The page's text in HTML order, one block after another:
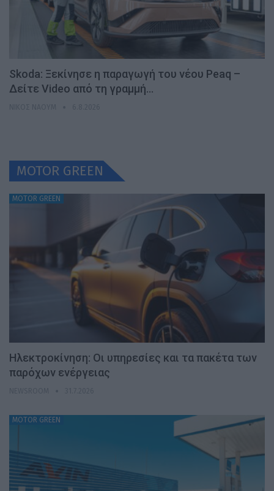
Skoda: Ξεκίνησε η παραγωγή του νέου Peaq –
Δείτε Video από τη γραμμή…
MOTOR GREEN
MOTOR GREEN
Ηλεκτροκίνηση: Οι υπηρεσίες και τα πακέτα των
παρόχων ενέργειας
MOTOR GREEN